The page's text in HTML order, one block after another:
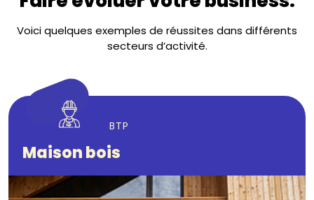
Voici quelques exemples de réussites dans différents
secteurs d’activité.
BTP
Maison bois